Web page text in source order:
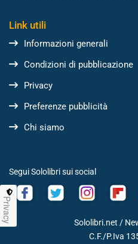
Link utili
Informazioni generali
Condizioni di pubblicazione
Privacy
Preferenze pubblicità
Chi siamo
Segui Sololibri sui social
Sololibri.net /
C.F./P.Iva
Privacy